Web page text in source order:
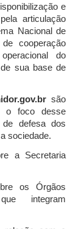
e
articulação
Nacional de
cooperação
do
sua base de
são
o foco desse
de defesa dos
sociedade.
a Secretaria
os Órgãos
integram